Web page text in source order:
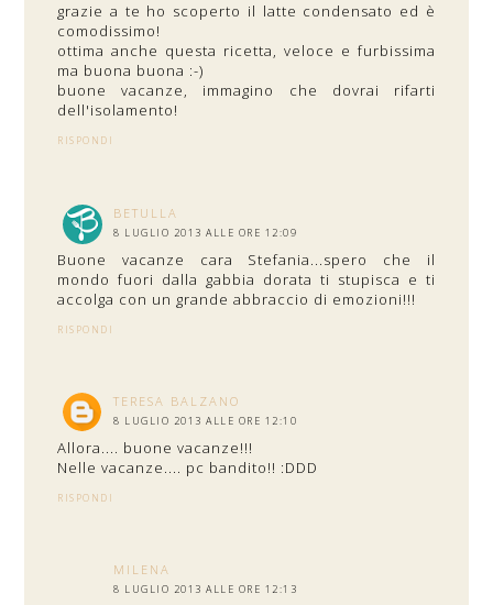
grazie a te ho scoperto il latte condensato ed è
comodissimo!
ottima anche questa ricetta, veloce e furbissima
ma buona buona :-)
buone vacanze, immagino che dovrai rifarti
dell'isolamento!
RISPONDI
BETULLA
8 LUGLIO 2013 ALLE ORE 12:09
Buone vacanze cara Stefania...spero che il
mondo fuori dalla gabbia dorata ti stupisca e ti
accolga con un grande abbraccio di emozioni!!!
RISPONDI
TERESA BALZANO
8 LUGLIO 2013 ALLE ORE 12:10
Allora.... buone vacanze!!!
Nelle vacanze.... pc bandito!! :DDD
RISPONDI
MILENA
8 LUGLIO 2013 ALLE ORE 12:13